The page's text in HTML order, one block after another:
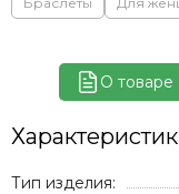
О товаре
Тип изделия: